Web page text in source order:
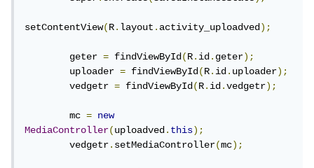
setContentView(R.layout.activity_uploadved);
        geter
= findViewById(R.id.geter);
        uploader
= findViewById(R.id.uploader);
        vedgetr
= findViewById(R.id.vedgetr);
        mc
=
new
MediaController(uploadved.this);
        vedgetr
.setMediaController(mc);